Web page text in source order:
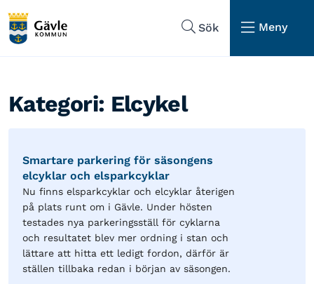
Sök
Meny
Kategori: Elcykel
Smartare parkering för säsongens
elcyklar och elsparkcyklar
Nu finns elsparkcyklar och elcyklar återigen
på plats runt om i Gävle. Under hösten
testades nya parkeringsställ för cyklarna
och resultatet blev mer ordning i stan och
lättare att hitta ett ledigt fordon, därför är
ställen tillbaka redan i början av säsongen.